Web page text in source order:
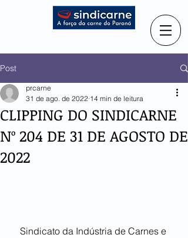
Post
CLIPPING DO SINDICARNE
Nº 204 DE 31 DE AGOSTO DE
2022
prcarne
31 de ago. de 2022 14 min de leitura
Sindicato da Indústria de Carnes e